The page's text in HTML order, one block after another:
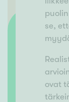
se,
ovat